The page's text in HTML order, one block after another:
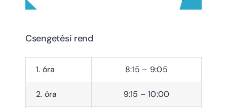
Csengetési rend
1. óra 8:15 – 9:05
2. óra 9:15 – 10:00